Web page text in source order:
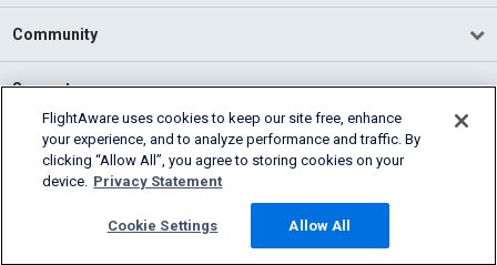
Community
Support
English (USA)
2026 FlightAware
Cookie Settings
FlightAware uses cookies to keep our site free, enhance
your experience, and to analyze performance and traffic. By
clicking “Allow All”, you agree to storing cookies on your
device. Privacy Statement
Cookie Settings Allow All